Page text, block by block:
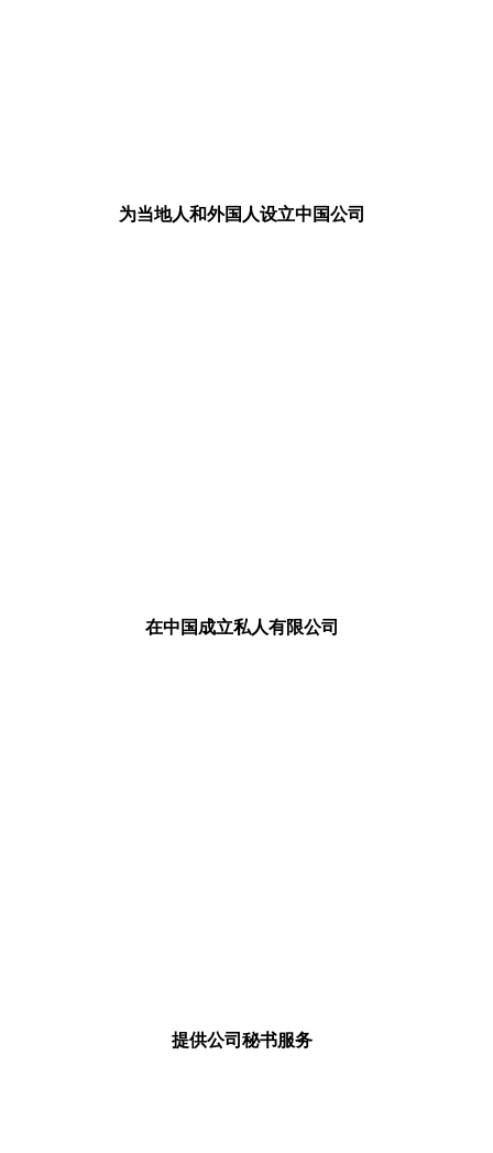
为当地人和外国人设立中国公司
在中国成立私人有限公司
提供公司秘书服务